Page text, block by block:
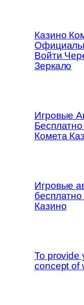
Казино
Войти
Зеркало
Игровые
Комета
Игровые
Казино
To provide
concept of